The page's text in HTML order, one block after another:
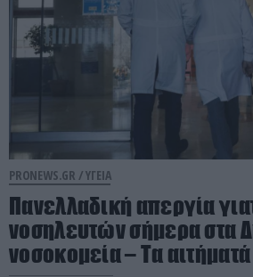
PRONEWS.GR /ΥΓΕΙΑ
Πανελλαδική απεργία
νοσηλευτών σήμερα στα
νοσοκομεία – Τα αιτήματά